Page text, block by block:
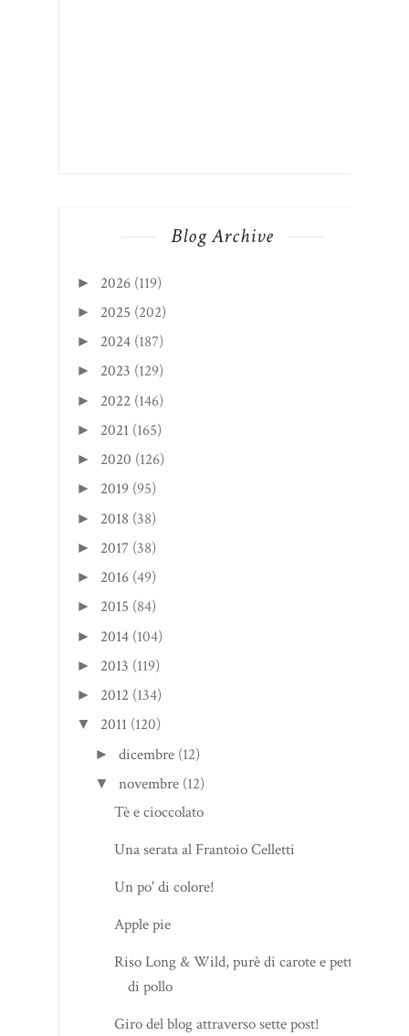
Blog Archive
► 2026 (119)
► 2025 (202)
► 2024 (187)
► 2023 (129)
► 2022 (146)
► 2021 (165)
► 2020 (126)
► 2019 (95)
► 2018 (38)
► 2017 (38)
► 2016 (49)
► 2015 (84)
► 2014 (104)
► 2013 (119)
► 2012 (134)
▼ 2011 (120)
►dicembre (12)
▼ novembre (12)
Tè e cioccolato
Una serata al Frantoio Celletti
Un po' di colore!
Apple pie
Riso Long & Wild, purè di carote e petto
di pollo
Giro del blog attraverso sette post!